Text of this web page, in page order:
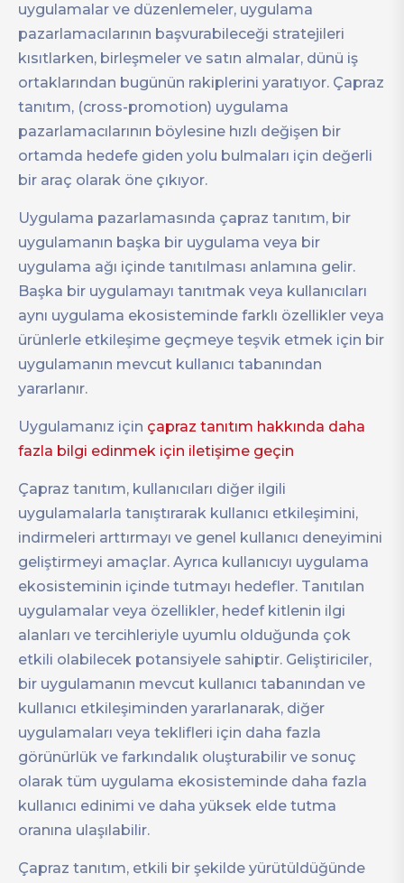
uygulamalar ve düzenlemeler, uygulama
pazarlamacılarının başvurabileceği stratejileri
kısıtlarken, birleşmeler ve satın almalar, dünü iş
ortaklarından bugünün rakiplerini yaratıyor. Çapraz
tanıtım, (cross-promotion) uygulama
pazarlamacılarının böylesine hızlı değişen bir
ortamda hedefe giden yolu bulmaları için değerli
bir araç olarak öne çıkıyor.
Uygulama pazarlamasında çapraz tanıtım, bir
uygulamanın başka bir uygulama veya bir
uygulama ağı içinde tanıtılması anlamına gelir.
Başka bir uygulamayı tanıtmak veya kullanıcıları
aynı uygulama ekosisteminde farklı özellikler veya
ürünlerle etkileşime geçmeye teşvik etmek için bir
uygulamanın mevcut kullanıcı tabanından
yararlanır.
Uygulamanız için çapraz tanıtım hakkında daha
fazla bilgi edinmek için iletişime geçin
Çapraz tanıtım, kullanıcıları diğer ilgili
uygulamalarla tanıştırarak kullanıcı etkileşimini,
indirmeleri arttırmayı ve genel kullanıcı deneyimini
geliştirmeyi amaçlar. Ayrıca kullanıcıyı uygulama
ekosisteminin içinde tutmayı hedefler. Tanıtılan
uygulamalar veya özellikler, hedef kitlenin ilgi
alanları ve tercihleriyle uyumlu olduğunda çok
etkili olabilecek potansiyele sahiptir. Geliştiriciler,
bir uygulamanın mevcut kullanıcı tabanından ve
kullanıcı etkileşiminden yararlanarak, diğer
uygulamaları veya teklifleri için daha fazla
görünürlük ve farkındalık oluşturabilir ve sonuç
olarak tüm uygulama ekosisteminde daha fazla
kullanıcı edinimi ve daha yüksek elde tutma
oranına ulaşılabilir.
Çapraz tanıtım, etkili bir şekilde yürütüldüğünde